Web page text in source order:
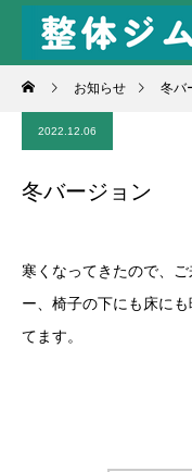
お知らせ 冬バ
2022.12.06
冬バージョン
寒くなってきたので、
ー、椅子の下にも床に
てます。